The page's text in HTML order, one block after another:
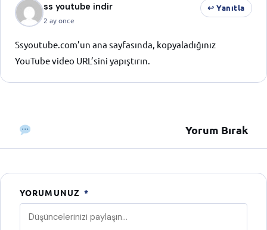
ss youtube indir
2 ay once
↩ Yanıtla
Ssyoutube.com’un ana sayfasında, kopyaladığınız
YouTube video URL’sini yapıştırın.
Yorum Bırak
YORUMUNUZ *